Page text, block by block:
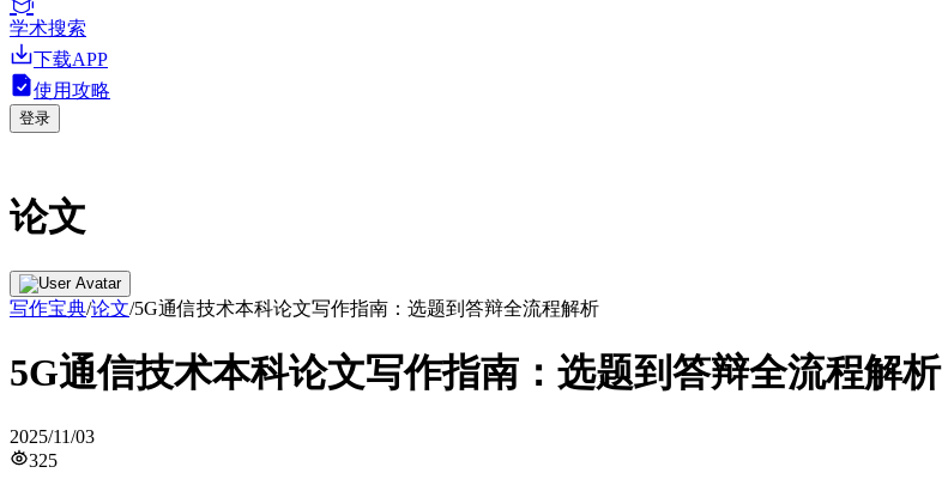
学术搜索
下载APP
使用攻略
登录
论文
写作宝典/论文/5G通信技术本科论文写作指南：选题到答辩全流程解析
5G通信技术本科论文写作指南：选题到答辩全流程解析
2025/11/03
325